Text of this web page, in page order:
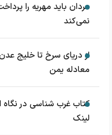
مردان باید مهریه را
نمی‌کند
از دریای سرخ تا خلیج
معادله یمن
کتاب غرب شناسی در
لینک